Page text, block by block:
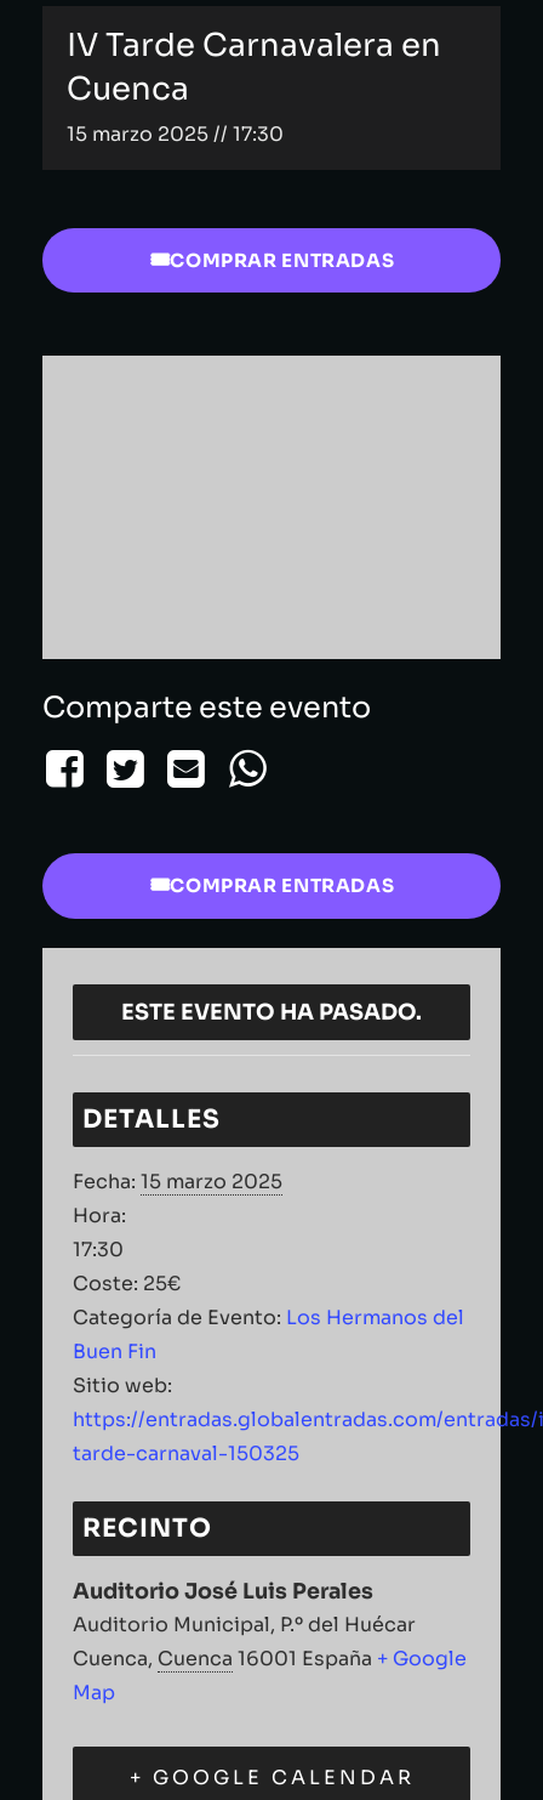
IV Tarde Carnavalera en
Cuenca
15 marzo 2025 // 17:30
COMPRAR ENTRADAS
Comparte este evento
COMPRAR ENTRADAS
ESTE EVENTO HA PASADO.
DETALLES
Fecha: 15 marzo 2025
Hora:
17:30
Coste: 25€
Categoría de Evento: Los Hermanos del
Buen Fin
Sitio web:
https://entradas.globalentradas.com/
tarde-carnaval-150325
RECINTO
Auditorio José Luis Perales
Auditorio Municipal, P.º del Huécar
Cuenca, Cuenca 16001 España + Google
Map
+ GOOGLE CALENDAR